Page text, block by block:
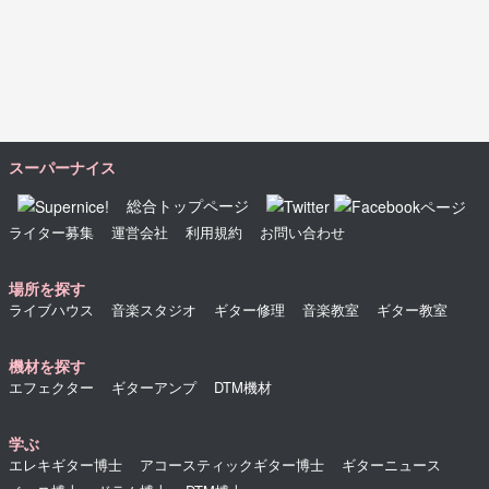
スーパーナイス
総合トップページ
ライター募集 運営会社 利用規約 お問い合わせ
場所を探す
ライブハウス 音楽スタジオ ギター修理 音楽教室 ギター教室
機材を探す
エフェクター ギターアンプ DTM機材
学ぶ
エレキギター博士 アコースティックギター博士
ギターニュース